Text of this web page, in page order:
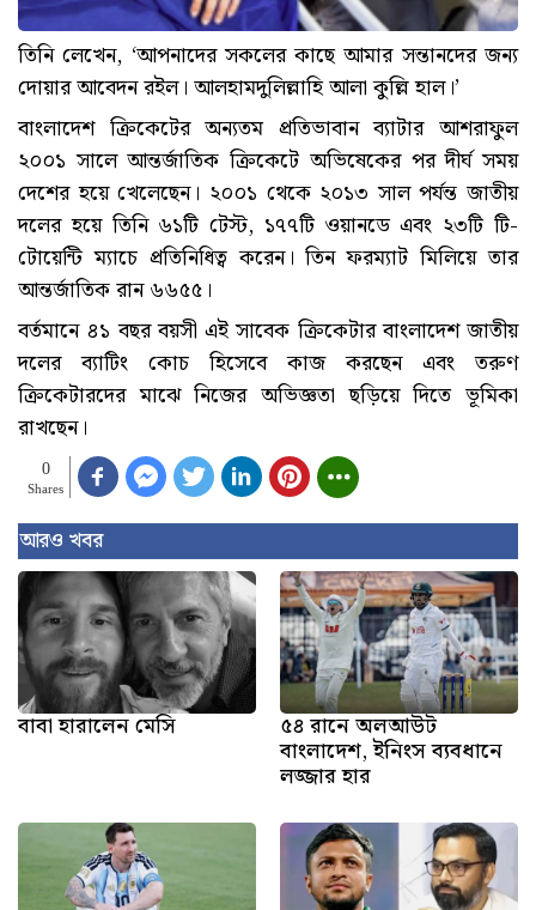
তিনি লেখেন, ‘আপনাদের সকলের কাছে আমার সন্তানদের জন্য
দোয়ার আবেদন রইল। আলহামদুলিল্লাহি আলা কুল্লি হাল।’
বাংলাদেশ ক্রিকেটের অন্যতম প্রতিভাবান ব্যাটার আশরাফুল
২০০১ সালে আন্তর্জাতিক ক্রিকেটে অভিষেকের পর দীর্ঘ সময়
দেশের হয়ে খেলেছেন। ২০০১ থেকে ২০১৩ সাল পর্যন্ত জাতীয়
দলের হয়ে তিনি ৬১টি টেস্ট, ১৭৭টি ওয়ানডে এবং ২৩টি টি-
টোয়েন্টি ম্যাচে প্রতিনিধিত্ব করেন। তিন ফরম্যাট মিলিয়ে তার
আন্তর্জাতিক রান ৬৬৫৫।
বর্তমানে ৪১ বছর বয়সী এই সাবেক ক্রিকেটার বাংলাদেশ জাতীয়
দলের ব্যাটিং কোচ হিসেবে কাজ করছেন এবং তরুণ
ক্রিকেটারদের মাঝে নিজের অভিজ্ঞতা ছড়িয়ে দিতে ভূমিকা
রাখছেন।
0
Shares
আরও খবর
বাবা হারালেন মেসি ৫৪ রানে অলআউট
বাংলাদেশ, ইনিংস ব্যবধানে
লজ্জার হার